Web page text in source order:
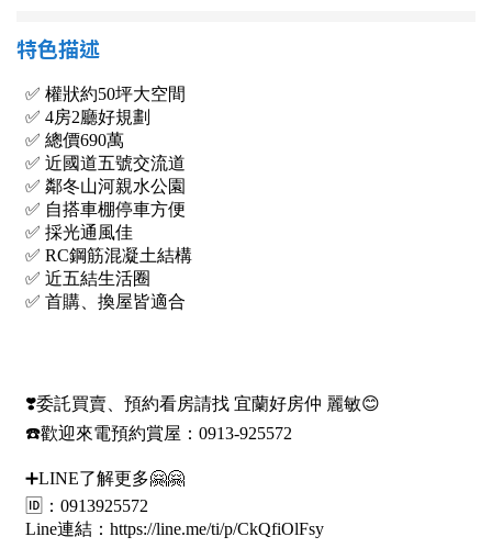
高雄市
澎湖縣
屏東縣
台東縣
花蓮縣
60~70 坪
80坪以上
樓層
不拘
3樓 4樓
5~10樓
21樓以上
特色描述